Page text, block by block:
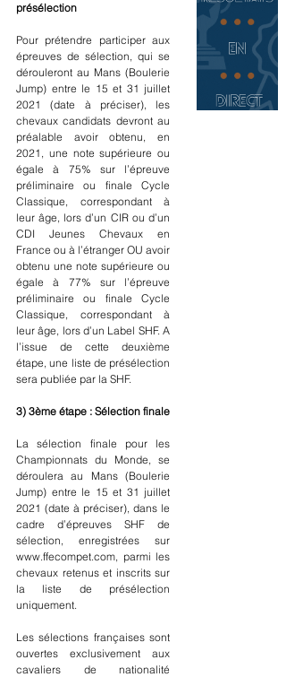
présélection
Pour prétendre participer aux
épreuves de sélection, qui se
dérouleront au Mans (Boulerie
Jump) entre le 15 et 31 juillet
2021 (date à préciser), les
chevaux candidats devront au
préalable avoir obtenu, en
2021, une note supérieure ou
égale à 75% sur l’épreuve
préliminaire ou finale Cycle
Classique, correspondant à
leur âge, lors d’un CIR ou d’un
CDI Jeunes Chevaux en
France ou à l’étranger OU avoir
obtenu une note supérieure ou
égale à 77% sur l’épreuve
préliminaire ou finale Cycle
Classique, correspondant à
leur âge, lors d’un Label SHF. A
l’issue de cette deuxième
étape, une liste de présélection
sera publiée par la SHF.
3) 3ème étape : Sélection finale
La sélection finale pour les
Championnats du Monde, se
déroulera au Mans (Boulerie
Jump) entre le 15 et 31 juillet
2021 (date à préciser), dans le
cadre d’épreuves SHF de
sélection, enregistrées sur
www.ffecompet.com, parmi les
chevaux retenus et inscrits sur
la liste de présélection
uniquement.
Les sélections françaises sont
ouvertes exclusivement aux
cavaliers de nationalité